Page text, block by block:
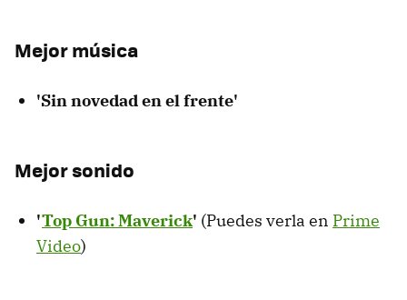
Mejor música
'Sin novedad en el frente'
Mejor sonido
'Top Gun: Maverick' (Puedes verla en Prime
Video)